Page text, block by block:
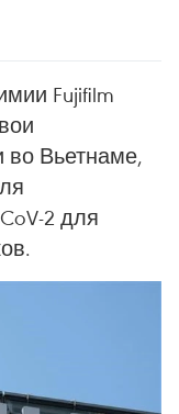
Fujifilm
во Вьетнаме,
2 для